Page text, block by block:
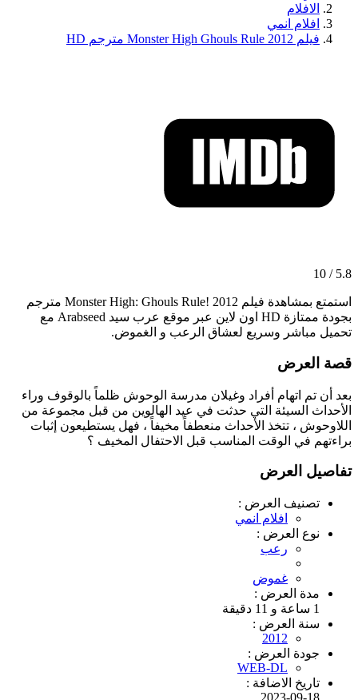
الافلام
افلام انمي
فيلم Monster High Ghouls Rule 2012 مترجم HD
5.8 / 10
استمتع بمشاهدة فيلم Monster High: Ghouls Rule! 2012 مترجم
بجودة ممتازة HD اون لاين عبر موقع عرب سيد Arabseed مع
تحميل مباشر وسريع لعشاق الرعب و الغموض.
قصة العرض
بعد أن تم اتهام أفراد وغيلان مدرسة الوحوش ظلماً بالوقوف وراء
الأحداث السيئة التي حدثت في عيد الهالوين من قبل مجموعة من
اللاوحوش ، تتخذ الأحداث منعطفاً مخيفاً ، فهل يستطيعون إثبات
براءتهم في الوقت المناسب قبل الاحتفال المخيف ؟
تفاصيل العرض
تصنيف العرض :
افلام انمي
نوع العرض :
رعب
غموض
مدة العرض :
1 ساعة و 11 دقيقة
سنة العرض :
2012
جودة العرض :
WEB-DL
تاريخ الاضافة :